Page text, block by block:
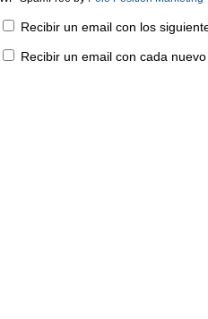
Recibir un email con los
Recibir un email con cada